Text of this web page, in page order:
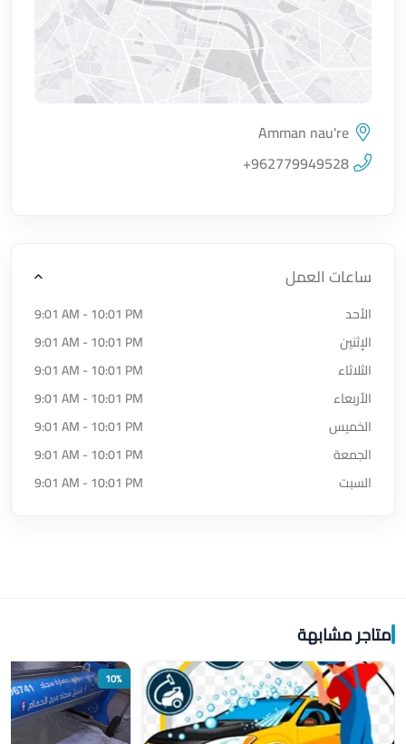
اضغط لتحميل الموقع
Amman nau're
+962779949528
ساعات العمل
الأحد
9:01 AM - 10:01 PM
الإثنين
9:01 AM - 10:01 PM
الثلاثاء
9:01 AM - 10:01 PM
الأربعاء
9:01 AM - 10:01 PM
الخميس
9:01 AM - 10:01 PM
الجمعة
9:01 AM - 10:01 PM
السبت
9:01 AM - 10:01 PM
متاجر مشابهة
10%